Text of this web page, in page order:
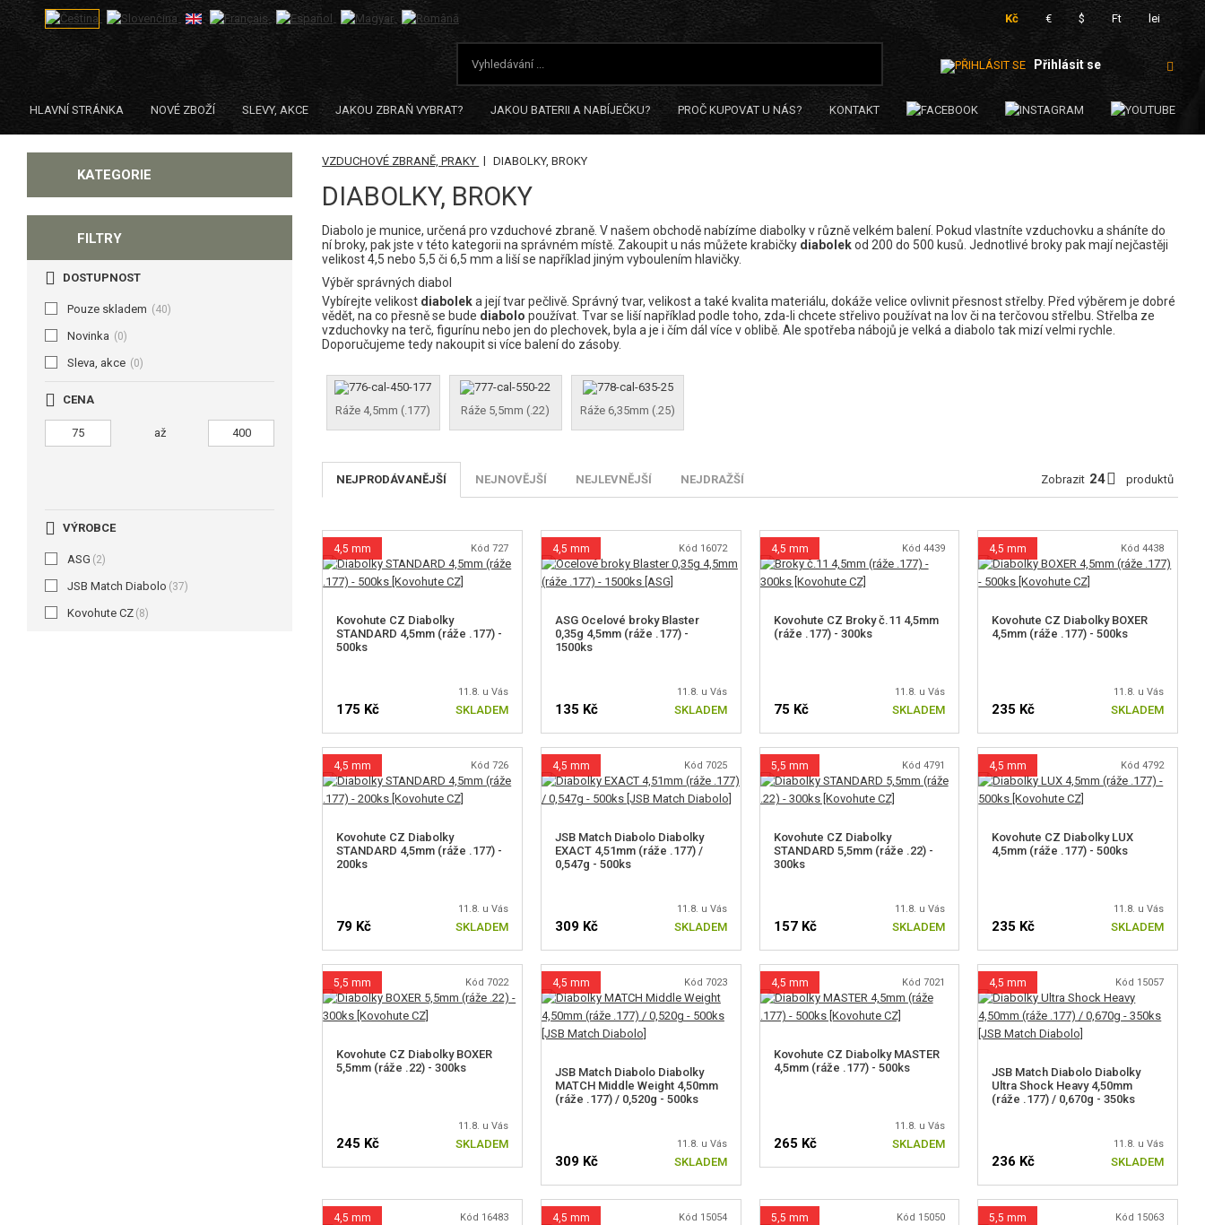
Kč € $ Ft lei
Přihlásit se
HLAVNÍ STRÁNKA NOVÉ ZBOŽÍ SLEVY, AKCE JAKOU ZBRAŇ VYBRAT? JAKOU BATERII A NABÍJEČKU? PROČ KUPOVAT U NÁS? KONTAKT
KATEGORIE
FILTRY
DOSTUPNOST
Pouze skladem (40)
Novinka (0)
Sleva, akce (0)
CENA
až
VÝROBCE
ASG (2)
JSB Match Diabolo (37)
Kovohute CZ (8)
VZDUCHOVÉ ZBRANĚ, PRAKY | DIABOLKY, BROKY
DIABOLKY, BROKY
Diabolo je munice, určená pro vzduchové zbraně. V našem obchodě nabízíme diabolky v různě velkém balení. Pokud vlastníte vzduchovku a sháníte do
ní broky, pak jste v této kategorii na správném místě. Zakoupit u nás můžete krabičky diabolekod 200 do 500 kusů. Jednotlivé broky pak mají nejčastěji
velikost 4,5 nebo 5,5 či 6,5 mm a liší se například jiným vyboulením hlavičky.
Výběr správných diabol
Vybírejte velikost diaboleka její tvar pečlivě. Správný tvar, velikost a také kvalita materiálu, dokáže velice ovlivnit přesnost střelby. Před výběrem je dobré
vědět, na co přesně se bude diabolo používat. Tvar se liší například podle toho, zda-li chcete střelivo používat na lov či na terčovou střelbu. Střelba ze
vzduchovky na terč, figurínu nebo jen do plechovek, byla a je i čím dál více v oblibě. Ale spotřeba nábojů je velká a diabolo tak mizí velmi rychle.
Doporučujeme tedy nakoupit si více balení do zásoby.
Ráže 4,5mm (.177) Ráže 5,5mm (.22) Ráže 6,35mm (.25)
Zobrazit produktů
NEJPRODÁVANĚJŠÍ NEJNOVĚJŠÍ NEJLEVNĚJŠÍ NEJDRAŽŠÍ
4,5 mm Kód 727
Kovohute CZ Diabolky
STANDARD 4,5mm (ráže .177) -
500ks
11.8. u Vás
175 Kč SKLADEM
4,5 mm Kód 16072
ASG Ocelové broky Blaster
0,35g 4,5mm (ráže .177) -
1500ks
11.8. u Vás
135 Kč SKLADEM
4,5 mm Kód 4439
Kovohute CZ Broky č.11 4,5mm
(ráže .177) - 300ks
11.8. u Vás
75 Kč SKLADEM
4,5 mm Kód 4438
Kovohute CZ Diabolky BOXER
4,5mm (ráže .177) - 500ks
11.8. u Vás
235 Kč SKLADEM
4,5 mm Kód 726
Kovohute CZ Diabolky
STANDARD 4,5mm (ráže .177) -
200ks
11.8. u Vás
79 Kč SKLADEM
4,5 mm Kód 7025
JSB Match Diabolo Diabolky
EXACT 4,51mm (ráže .177) /
0,547g - 500ks
11.8. u Vás
309 Kč SKLADEM
5,5 mm Kód 4791
Kovohute CZ Diabolky
STANDARD 5,5mm (ráže .22) -
300ks
11.8. u Vás
157 Kč SKLADEM
4,5 mm Kód 4792
Kovohute CZ Diabolky LUX
4,5mm (ráže .177) - 500ks
11.8. u Vás
235 Kč SKLADEM
5,5 mm Kód 7022
Kovohute CZ Diabolky BOXER
5,5mm (ráže .22) - 300ks
11.8. u Vás
245 Kč SKLADEM
4,5 mm Kód 7023
JSB Match Diabolo Diabolky
MATCH Middle Weight 4,50mm
(ráže .177) / 0,520g - 500ks
11.8. u Vás
309 Kč SKLADEM
4,5 mm Kód 7021
Kovohute CZ Diabolky MASTER
4,5mm (ráže .177) - 500ks
11.8. u Vás
265 Kč SKLADEM
4,5 mm Kód 15057
JSB Match Diabolo Diabolky
Ultra Shock Heavy 4,50mm
(ráže .177) / 0,670g - 350ks
11.8. u Vás
236 Kč SKLADEM
4,5 mm Kód 16483 4,5 mm Kód 15054 5,5 mm Kód 15050 5,5 mm Kód 15063